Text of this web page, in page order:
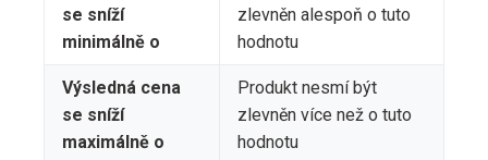
se sníží
minimálně o
zlevněn alespoň o tuto
hodnotu
Výsledná cena
se sníží
maximálně o
Produkt nesmí být
zlevněn více než o tuto
hodnotu